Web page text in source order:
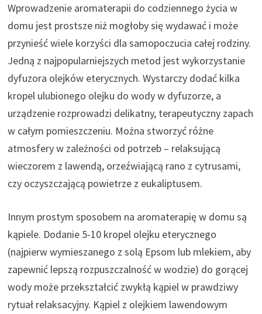
Wprowadzenie aromaterapii do codziennego życia w
domu jest prostsze niż mogłoby się wydawać i może
przynieść wiele korzyści dla samopoczucia całej rodziny.
Jedną z najpopularniejszych metod jest wykorzystanie
dyfuzora olejków eterycznych. Wystarczy dodać kilka
kropel ulubionego olejku do wody w dyfuzorze, a
urządzenie rozprowadzi delikatny, terapeutyczny zapach
w całym pomieszczeniu. Można stworzyć różne
atmosfery w zależności od potrzeb – relaksującą
wieczorem z lawendą, orzeźwiającą rano z cytrusami,
czy oczyszczającą powietrze z eukaliptusem.
Innym prostym sposobem na aromaterapię w domu są
kąpiele. Dodanie 5-10 kropel olejku eterycznego
(najpierw wymieszanego z solą Epsom lub mlekiem, aby
zapewnić lepszą rozpuszczalność w wodzie) do gorącej
wody może przekształcić zwykłą kąpiel w prawdziwy
rytuał relaksacyjny. Kąpiel z olejkiem lawendowym